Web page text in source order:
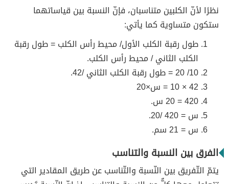
نظرًا لأنّ الكلبين متناسبان، فإنّ النسبة بين قياساتهما
ستكون متساوية كما يأتي:
طول رقبة الكلب الأول/ محيط رأس الكلب = طول رقبة
الكلب الثاني / محيط رأس الكلب.
10/ 20 = طول رقبة الكلب الثاني /42.
42 × 10 = س×20
420 = 20 س.
س = 420 /20.
س = 21 سم.
الفرق بين النسبة والتناسب
يتمّ التّفريق بين النّسبة والتّناسب عن طريق المقادير التي